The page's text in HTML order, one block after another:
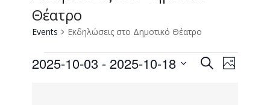
Θέατρο
Events Εκδηλώσεις στο Δημοτικό Θέατρο
Events
SearchEvent
Views
Photo
2025-10-03 - 2025-10-18